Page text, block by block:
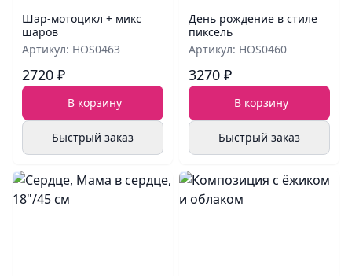
Шар‑мотоцикл + микс
шаров
Артикул: HOS0463
2720 ₽
В корзину
Быстрый заказ
День рождение в стиле
пиксель
Артикул: HOS0460
3270 ₽
В корзину
Быстрый заказ